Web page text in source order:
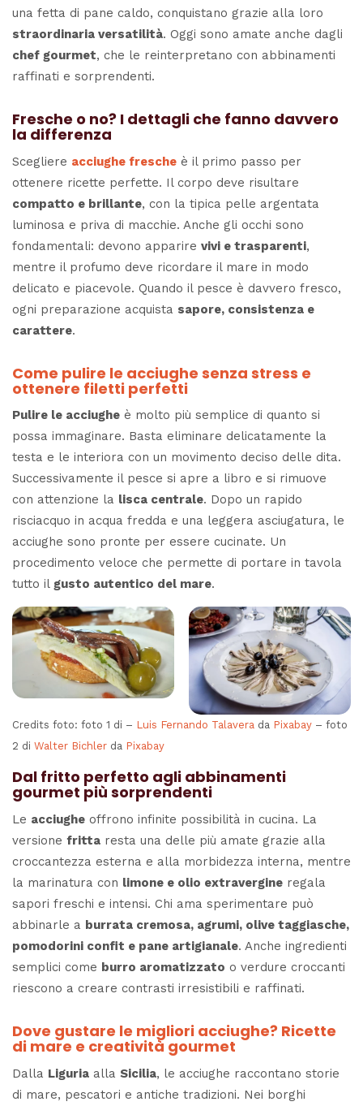
una fetta di pane caldo, conquistano grazie alla loro
straordinaria versatilità. Oggi sono amate anche dagli
chef gourmet, che le reinterpretano con abbinamenti
raffinati e sorprendenti.
Fresche o no? I dettagli che fanno davvero
la differenza
Scegliere acciughe fresche è il primo passo per
ottenere ricette perfette. Il corpo deve risultare
compatto e brillante, con la tipica pelle argentata
luminosa e priva di macchie. Anche gli occhi sono
fondamentali: devono apparire vivi e trasparenti,
mentre il profumo deve ricordare il mare in modo
delicato e piacevole. Quando il pesce è davvero fresco,
ogni preparazione acquista sapore, consistenza e
carattere.
Come pulire le acciughe senza stress e
ottenere filetti perfetti
Pulire le acciughe è molto più semplice di quanto si
possa immaginare. Basta eliminare delicatamente la
testa e le interiora con un movimento deciso delle dita.
Successivamente il pesce si apre a libro e si rimuove
con attenzione la lisca centrale. Dopo un rapido
risciacquo in acqua fredda e una leggera asciugatura, le
acciughe sono pronte per essere cucinate. Un
procedimento veloce che permette di portare in tavola
tutto il gusto autentico del mare.
Credits foto: foto 1 di – Luis Fernando Talavera da Pixabay – foto
2 di Walter Bichler da Pixabay
Dal fritto perfetto agli abbinamenti
gourmet più sorprendenti
Le acciughe offrono infinite possibilità in cucina. La
versione fritta resta una delle più amate grazie alla
croccantezza esterna e alla morbidezza interna, mentre
la marinatura con limone e olio extravergine regala
sapori freschi e intensi. Chi ama sperimentare può
abbinarle a burrata cremosa, agrumi, olive taggiasche,
pomodorini confit e pane artigianale. Anche ingredienti
semplici come burro aromatizzato o verdure croccanti
riescono a creare contrasti irresistibili e raffinati.
Dove gustare le migliori acciughe? Ricette
di mare e creatività gourmet
Dalla Liguria alla Sicilia, le acciughe raccontano storie
di mare, pescatori e antiche tradizioni. Nei borghi